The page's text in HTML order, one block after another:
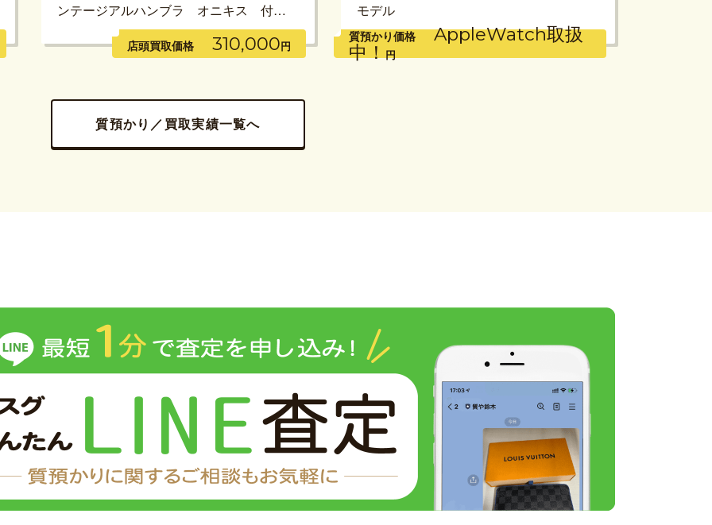
ンテージアルハンブラ オニキス 付…
店頭買取価格 310,000円
モデル
質預かり価格
AppleWatch取扱
中！円
質預かり／買取実績一覧へ